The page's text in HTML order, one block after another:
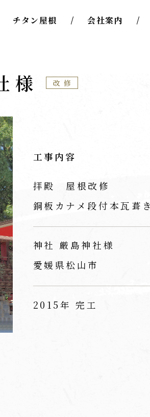
チタン屋根 会社案内
様 改修
工事内容
拝殿 屋根改修
銅板カナメ段付本瓦葺き
神社 厳島神社様
愛媛県松山市
2015年 完工